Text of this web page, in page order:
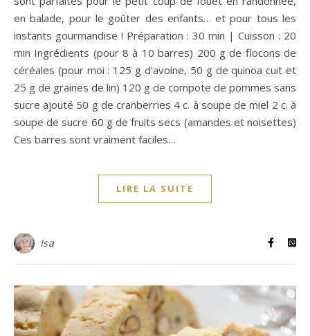
en balade, pour le goûter des enfants… et pour tous les
instants gourmandise ! Préparation : 30 min | Cuisson : 20
min Ingrédients (pour 8 à 10 barres) 200 g de flocons de
céréales (pour moi : 125 g d'avoine, 50 g de quinoa cuit et
25 g de graines de lin) 120 g de compote de pommes sans
sucre ajouté 50 g de cranberries 4 c. à soupe de miel 2 c. à
soupe de sucre 60 g de fruits secs (amandes et noisettes)
Ces barres sont vraiment faciles…
LIRE LA SUITE
Isa